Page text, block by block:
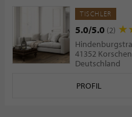
TISCHLER
5.0/5.0 (2)
41352
Deutschland
PROFIL